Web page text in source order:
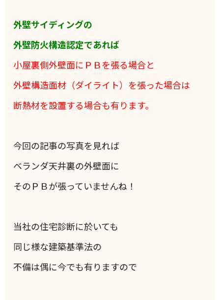
外壁サイディングの
外壁防火構造認定であれば
小屋裏側外壁面にＰＢを張る場合と
外壁構造面材（ダイライト）を張った場合は
断熱材を設置する場合も有ります。
今回の記事の写真を見れば
ベランダ天井裏の外壁面に
そのＰＢが張っていませんね！
当社の住宅診断に於いても
同じ様な建築基準法の
不備は偶に今でも有りますので